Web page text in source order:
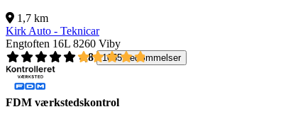
1,7 km
Kirk Auto - Teknicar
Engtoften 16L 8260 Viby
4,8
1055 bedømmelser
FDM værkstedskontrol